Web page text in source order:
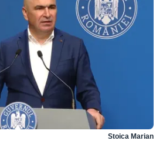
Stoica Marian